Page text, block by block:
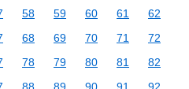
58 59 60 61
62
68 69 70 71
72
78 79 80 81
82